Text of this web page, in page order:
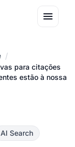
/
para citações
estão à nossa
AI Search